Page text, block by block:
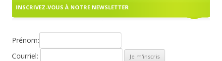
INSCRIVEZ-VOUS À NOTRE NEWSLETTER
Prénom:
Courriel: